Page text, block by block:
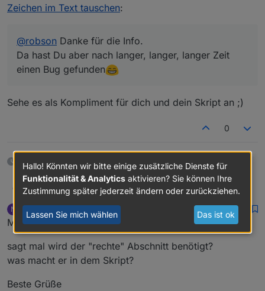
Hier die Änderung.
Grüße
Zeichen im Text tauschen:
@robson Danke für die Info.
Da hast Du aber nach langer, langer, langer Zeit
einen Bug gefunden
Sehe es als Kompliment für dich und dein Skript an ;)
0
28 Tagen später
rantanplan@robsonDanke für die Info.
einen Bug gefunden
Habe das Blockly geändert und im ersten Post neu
hinterlegt.
Hier die Änderung.
Grüße
N
Offline
newBroker schrieb am 7. Sept. 2021, 12:54
zuletzt editiert von
Moin zusammen,
sagt mal wird der "rechte" Abschnitt benötigt?
was macht er in dem Skript?
Beste Grüße
Hallo! Könnten wir bitte einige zusätzliche Dienste für
Funktionalität & Analytics aktivieren? Sie können Ihre
Zustimmung später jederzeit ändern oder zurückziehen.
Lassen Sie mich wählen Das ist ok